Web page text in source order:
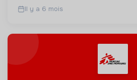
Il y a 6 mois